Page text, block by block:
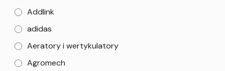
Addlink
adidas
Aeratory i wertykulatory
Agromech